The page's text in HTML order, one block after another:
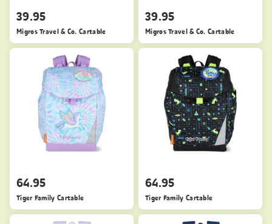
39.95
Migros Travel & Co. Cartable
39.95
Migros Travel & Co. Cartable
64.95
Tiger Family Cartable
64.95
Tiger Family Cartable